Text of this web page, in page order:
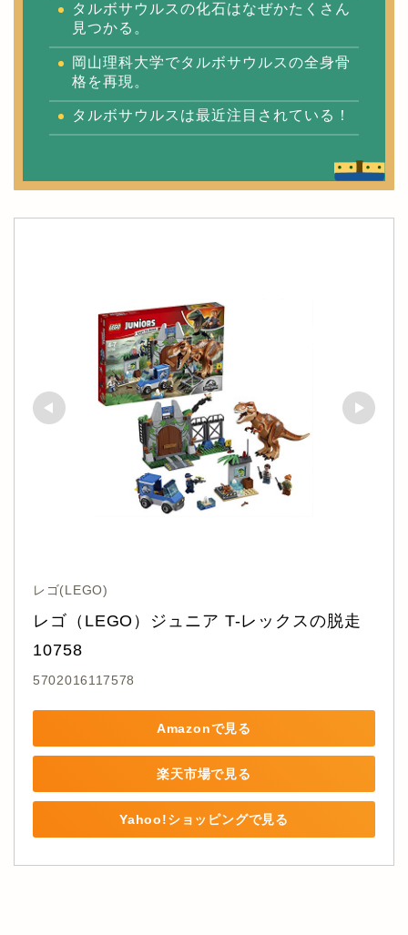
タルボサウルスの化石はなぜかたくさん
見つかる。
岡山理科大学でタルボサウルスの全身骨
格を再現。
タルボサウルスは最近注目されている！
レゴ(LEGO)
レゴ（LEGO）ジュニア T-レックスの脱走
10758
5702016117578
Amazonで見る
楽天市場で見る
Yahoo!ショッピングで見る